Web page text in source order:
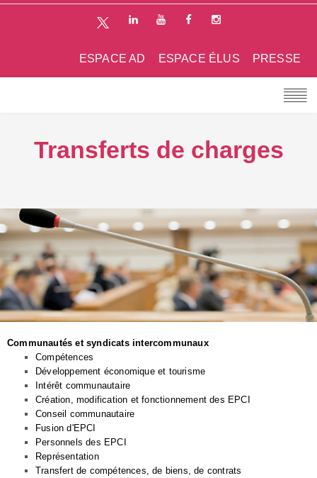
PRESSE
ESPACE ÉLUS
ESPACE AD
Transferts de charges
Communautés et syndicats intercommunaux
Compétences
Développement économique et tourisme
Intérêt communautaire
Création, modification et fonctionnement des EPCI
Conseil communautaire
Fusion d'EPCI
Personnels des EPCI
Représentation
Transfert de compétences, de biens, de contrats